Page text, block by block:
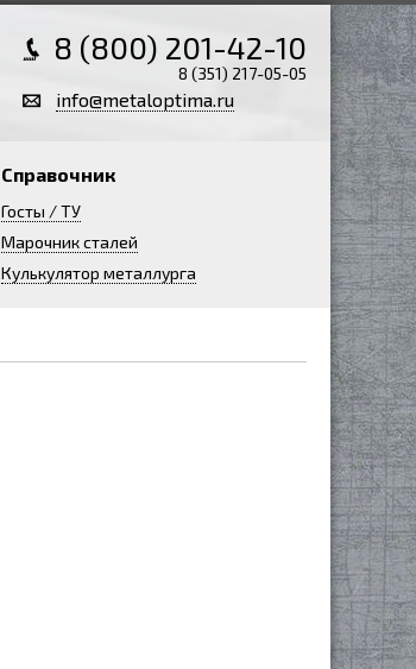
8 (800) 201-42-10
8 (351) 217-05-05
info@metaloptima.ru
Справочник
Госты / ТУ
Марочник сталей
Кулькулятор металлурга